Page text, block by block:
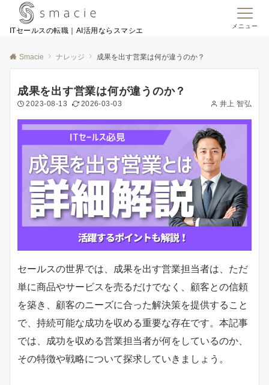
ITセールスの転職｜AI活用ならスマシエ
メニュー
Smacie ナレッジ 成果を出す営業は何が違うのか？
成果を出す営業は何が違うのか？
2023-08-13 2026-03-03 井上 智弘
セールスの世界では、成果を出す営業担当者は、ただ
単に商品やサービスを売るだけでなく、顧客との信頼
を築き、顧客のニーズに合った解決策を提供すること
で、持続可能な成功を収める重要な存在です。本記事
では、成功を収める営業担当者が何をしているのか、
その特徴や戦略について探求していきましょう。